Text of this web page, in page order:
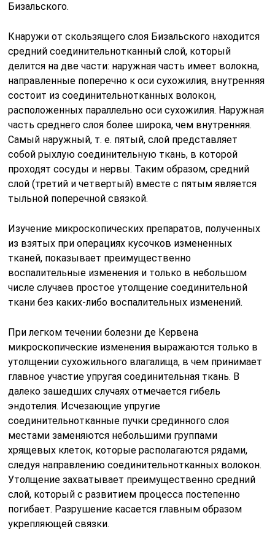
Бизальского.
Кнаружи от скользящего слоя Бизальского находится
средний соединительнотканный слой, который
делится на две части: наружная часть имеет волокна,
направленные поперечно к оси сухожилия, внутренняя
состоит из соединительнотканных волокон,
расположенных параллельно оси сухожилия. Наружная
часть среднего слоя более широка, чем внутренняя.
Самый наружный, т. е. пятый, слой представляет
собой рыхлую соединительную ткань, в которой
проходят сосуды и нервы. Таким образом, средний
слой (третий и четвертый) вместе с пятым является
тыльной поперечной связкой.
Изучение микроскопических препаратов, полученных
из взятых при операциях кусочков измененных
тканей, показывает преимущественно
воспалительные изменения и только в небольшом
числе случаев простое утолщение соединительной
ткани без каких-либо воспалительных изменений.
При легком течении болезни де Кервена
микроскопические изменения выражаются только в
утолщении сухожильного влагалища, в чем принимает
главное участие упругая соединительная ткань. В
далеко зашедших случаях отмечается гибель
эндотелия. Исчезающие упругие
соединительнотканные пучки срединного слоя
местами заменяются небольшими группами
хрящевых клеток, которые располагаются рядами,
следуя направлению соединительнотканных волокон.
Утолщение захватывает преимущественно средний
слой, который с развитием процесса постепенно
погибает. Разрушение касается главным образом
укрепляющей связки.